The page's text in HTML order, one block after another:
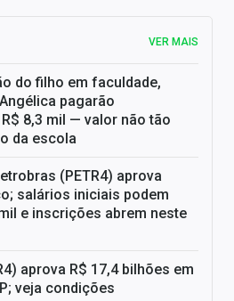
VER MAIS
do filho em faculdade,
pagarão
8,3 mil — valor não tão
da escola
(PETR4) aprova
salários iniciais podem
e inscrições abrem neste
aprova R$ 17,4 bilhões em
veja condições